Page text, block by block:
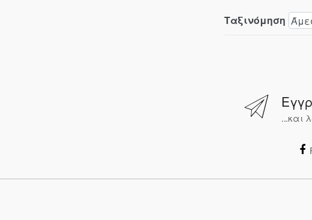
Ταξινόμηση
...και